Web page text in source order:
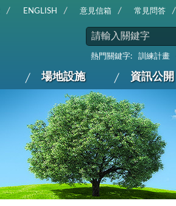
ENGLISH 意見信箱 常見問答
熱門關鍵字: 訓練計畫
場地設施 資訊公開